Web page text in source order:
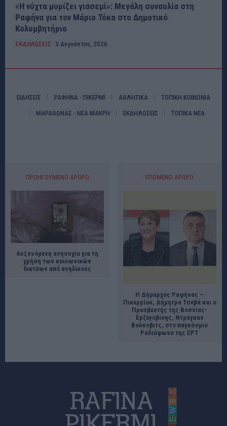
«Η νύχτα μυρίζει γιασεμί»: Μεγάλη συναυλία στη
Ραφήνα για τον Μάριο Τόκα στο Δημοτικό
Κολυμβητήριο
ΕΚΔΗΛΩΣΕΙΣ 5 Αυγούστου, 2026
ΕΙΔΗΣΕΙΣ ΡΑΦΗΝΑ - ΠΙΚΕΡΜΙ ΑΘΛΗΤΙΚΑ ΤΟΠΙΚΗ ΚΟΙΝΩΝΙΑ
ΜΑΡΑΘΩΝΑΣ - ΝΕΑ ΜΑΚΡΗ ΕΚΔΗΛΩΣΕΙΣ ΤΟΠΙΚΑ ΝΕΑ
ΠΡΟΗΓΟΎΜΕΝΟ ΆΡΘΡΟ
Αυξανόμενη ανησυχία για τη
χρήση των κοινωνικών
δικτύων από ανηλίκους
ΕΠΌΜΕΝΟ ΆΡΘΡΟ
Η Δήμαρχος Ραφήνας –
Πικερμίου, Δήμητρα Τσεβά και ο
Πρεσβευτής της Βοσνίας-
Ερζεγοβίνης, Ντράγκαν
Βούκοβιτς, στο παγκόσμιο
Ραδιόφωνο της ΕΡΤ